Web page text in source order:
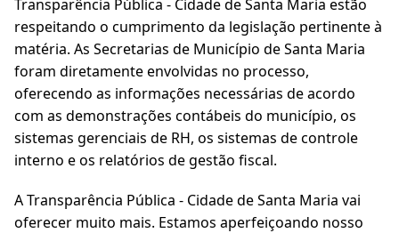
Transparência Pública - Cidade de Santa Maria estão
respeitando o cumprimento da legislação pertinente à
matéria. As Secretarias de Município de Santa Maria
foram diretamente envolvidas no processo,
oferecendo as informações necessárias de acordo
com as demonstrações contábeis do município, os
sistemas gerenciais de RH, os sistemas de controle
interno e os relatórios de gestão fiscal.
A Transparência Pública - Cidade de Santa Maria vai
oferecer muito mais. Estamos aperfeiçoando nosso